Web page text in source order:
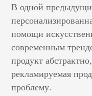
В одной
помощи
современным
продукт
рекламируемая
проблему.